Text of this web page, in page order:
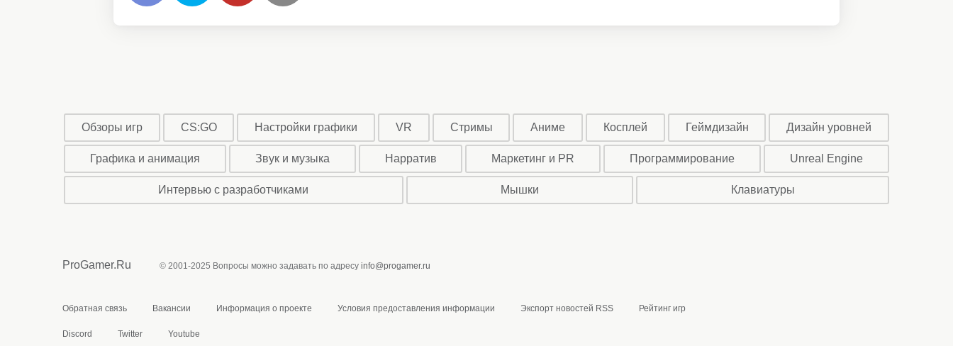
Обзоры игр CS:GO Настройки графики VR Стримы Аниме Косплей Геймдизайн Дизайн уровней
Графика и анимация Звук и музыка Нарратив Маркетинг и PR Программирование Unreal Engine
Интервью с разработчиками Мышки Клавиатуры
ProGamer.Ru © 2001-2025 Вопросы можно задавать по адресу info@progamer.ru
Обратная связь Вакансии Информация о проекте Условия предоставления информации Экспорт новостей RSS Рейтинг игр
Discord Twitter Youtube